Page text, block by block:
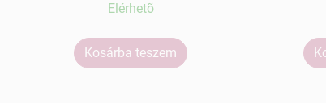
Elérhetõ
Kosárba teszem